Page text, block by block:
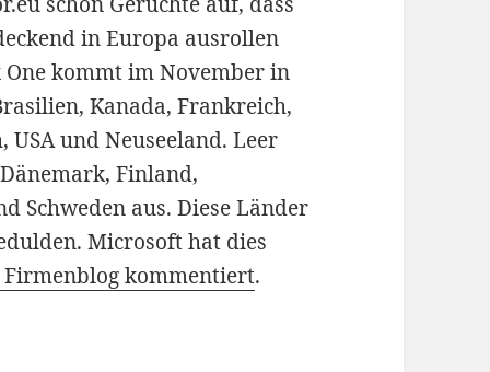
in Europa ausrollen
kommt im November in
Kanada, Frankreich,
und Neuseeland. Leer
Finland,
Schweden aus. Diese Länder
Microsoft hat dies
kommentiert.